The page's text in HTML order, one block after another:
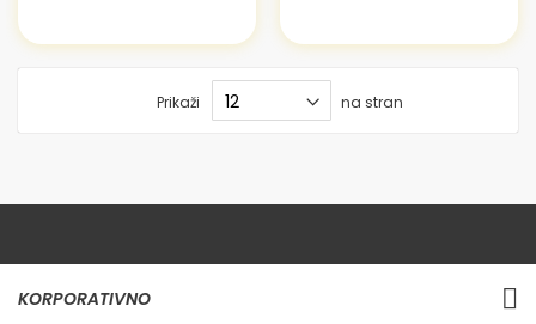
Prikaži na stran
KORPORATIVNO